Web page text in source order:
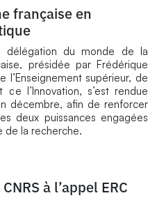
française en
délégation du monde de la
présidée par Frédérique
l’Enseignement supérieur, de
l’Innovation, s’est rendue
décembre, afin de renforcer
deux puissances engagées
de la recherche.
à l’appel ERC